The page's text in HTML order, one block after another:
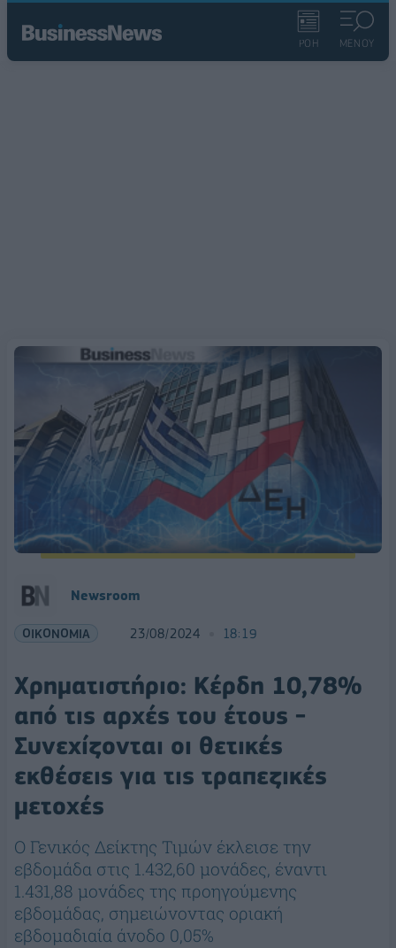
ΡΟΗ ΜΕΝΟΥ
Newsroom
ΟΙΚΟΝΟΜΙΑ 23/08/2024 18:19
Χρηματιστήριο: Κέρδη 10,78%
από τις αρχές του έτους -
Συνεχίζονται οι θετικές
εκθέσεις για τις τραπεζικές
μετοχές
O Γενικός Δείκτης Τιμών έκλεισε την
εβδομάδα στις 1.432,60 μονάδες, έναντι
1.431,88 μονάδες της προηγούμενης
εβδομάδας, σημειώνοντας οριακή
εβδομαδιαία άνοδο 0,05%